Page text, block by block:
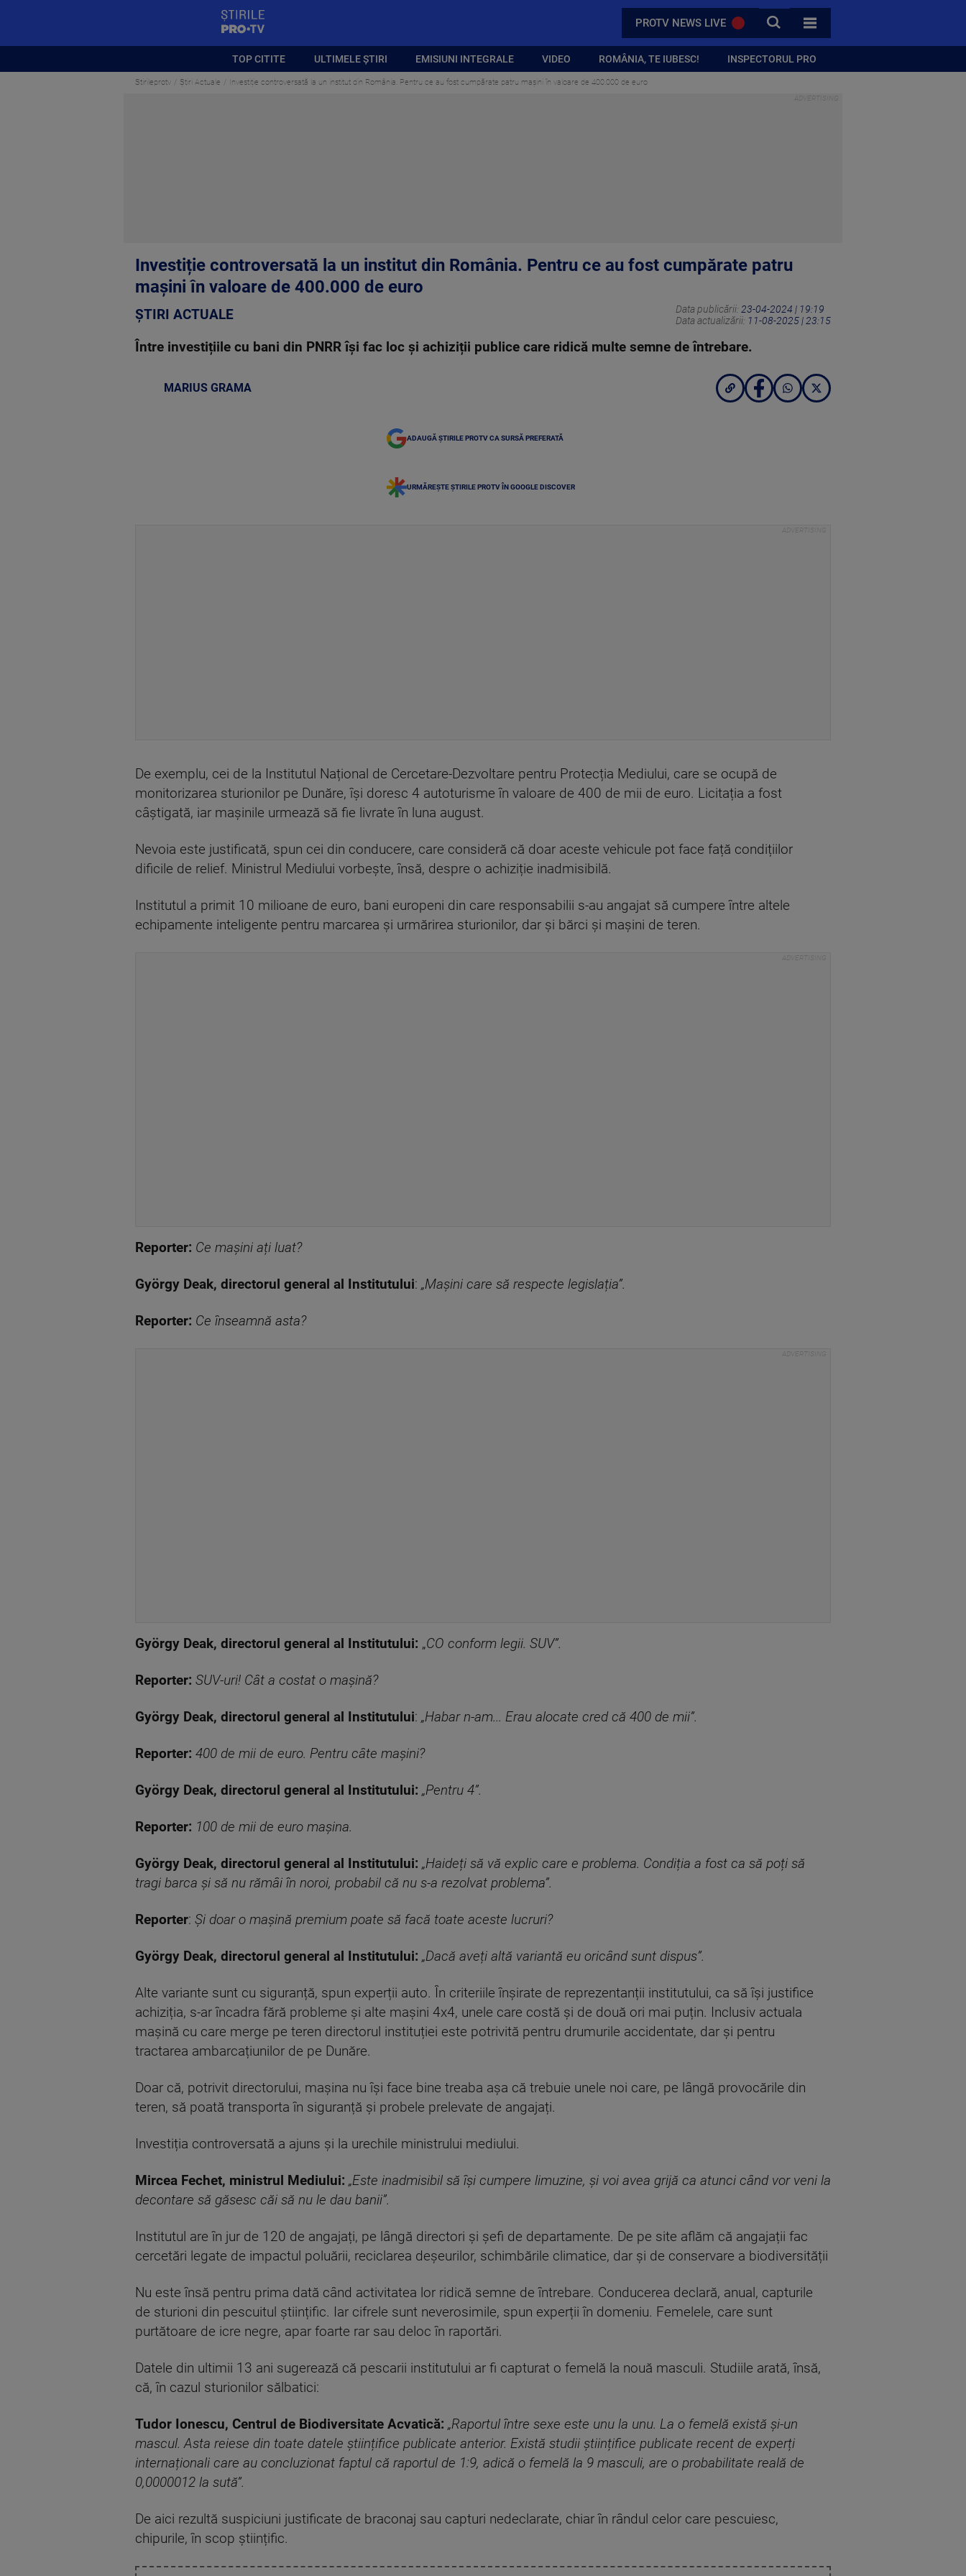
PROTV NEWS LIVE CAUTA
TOATE CATEGORIILE
TOP CITITE ULTIMELE ȘTIRI EMISIUNI INTEGRALE VIDEO ROMÂNIA, TE IUBESC! INSPECTORUL PRO
Stirileprotv Știri Actuale Investiție controversată la un institut din România. Pentru ce au fost cumpărate patru mașini în valoare de 400.000 de euro
Investiție controversată la un institut din România. Pentru ce au fost cumpărate patru
mașini în valoare de 400.000 de euro
ȘTIRI ACTUALE Data publicării: 23-04-2024 | 19:19
Data actualizării: 11-08-2025 | 23:15
Între investițiile cu bani din PNRR își fac loc și achiziții publice care ridică multe semne de întrebare.
MARIUS GRAMA
ADAUGĂ ȘTIRILE PROTV CA SURSĂ PREFERATĂ
URMĂREȘTE ȘTIRILE PROTV ÎN GOOGLE DISCOVER
De exemplu, cei de la Institutul Național de Cercetare-Dezvoltare pentru Protecția Mediului, care se ocupă de
monitorizarea sturionilor pe Dunăre, își doresc 4 autoturisme în valoare de 400 de mii de euro. Licitația a fost
câștigată, iar mașinile urmează să fie livrate în luna august.
Nevoia este justificată, spun cei din conducere, care consideră că doar aceste vehicule pot face față condițiilor
dificile de relief. Ministrul Mediului vorbește, însă, despre o achiziție inadmisibilă.
Institutul a primit 10 milioane de euro, bani europeni din care responsabilii s-au angajat să cumpere între altele
echipamente inteligente pentru marcarea și urmărirea sturionilor, dar și bărci și mașini de teren.
Reporter: Ce mașini ați luat?
György Deak, directorul general al Institutului: „Mașini care să respecte legislația”.
Reporter: Ce înseamnă asta?
György Deak, directorul general al Institutului: „CO conform legii. SUV”.
Reporter: SUV-uri! Cât a costat o mașină?
György Deak, directorul general al Institutului: „Habar n-am... Erau alocate cred că 400 de mii”.
Reporter: 400 de mii de euro. Pentru câte mașini?
György Deak, directorul general al Institutului: „Pentru 4”.
Reporter: 100 de mii de euro mașina.
György Deak, directorul general al Institutului: „Haideți să vă explic care e problema. Condiția a fost ca să poți să
tragi barca și să nu rămâi în noroi, probabil că nu s-a rezolvat problema”.
Reporter: Și doar o mașină premium poate să facă toate aceste lucruri?
György Deak, directorul general al Institutului: „Dacă aveți altă variantă eu oricând sunt dispus”.
Alte variante sunt cu siguranță, spun experții auto. În criteriile înșirate de reprezentanții institutului, ca să își justifice
achiziția, s-ar încadra fără probleme și alte mașini 4x4, unele care costă și de două ori mai puțin. Inclusiv actuala
mașină cu care merge pe teren directorul instituției este potrivită pentru drumurile accidentate, dar și pentru
tractarea ambarcațiunilor de pe Dunăre.
Doar că, potrivit directorului, mașina nu își face bine treaba așa că trebuie unele noi care, pe lângă provocările din
teren, să poată transporta în siguranță și probele prelevate de angajați.
Investiția controversată a ajuns și la urechile ministrului mediului.
Mircea Fechet, ministrul Mediului: „Este inadmisibil să își cumpere limuzine, și voi avea grijă ca atunci când vor veni la
decontare să găsesc căi să nu le dau banii”.
Institutul are în jur de 120 de angajați, pe lângă directori și șefi de departamente. De pe site aflăm că angajații fac
cercetări legate de impactul poluării, reciclarea deşeurilor, schimbările climatice, dar și de conservare a biodiversității
Nu este însă pentru prima dată când activitatea lor ridică semne de întrebare. Conducerea declară, anual, capturile
de sturioni din pescuitul științific. Iar cifrele sunt neverosimile, spun experții în domeniu. Femelele, care sunt
purtătoare de icre negre, apar foarte rar sau deloc în raportări.
Datele din ultimii 13 ani sugerează că pescarii institutului ar fi capturat o femelă la nouă masculi. Studiile arată, însă,
că, în cazul sturionilor sălbatici:
Tudor Ionescu, Centrul de Biodiversitate Acvatică: „Raportul între sexe este unu la unu. La o femelă există și-un
mascul. Asta reiese din toate datele științifice publicate anterior. Există studii științifice publicate recent de experți
internaționali care au concluzionat faptul că raportul de 1:9, adică o femelă la 9 masculi, are o probabilitate reală de
0,0000012 la sută”.
De aici rezultă suspiciuni justificate de braconaj sau capturi nedeclarate, chiar în rândul celor care pescuiesc,
chipurile, în scop științific.